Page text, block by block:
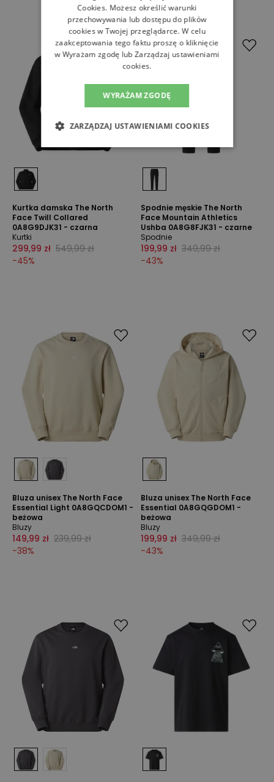
Kurtka damska The North
Face Twill Collared
0A8G9DJK31 - czarna
Kurtki
299,99 zł 549,99 zł
-45%
Spodnie męskie The North
Face Mountain Athletics
Ushba 0A8G8FJK31 - czarne
Spodnie
199,99 zł 349,99 zł
-43%
Bluza unisex The North Face
Essential Light 0A8GQCDOM1 -
beżowa
Bluzy
149,99 zł 239,99 zł
-38%
Bluza unisex The North Face
Essential 0A8GQGDOM1 -
beżowa
Bluzy
199,99 zł 349,99 zł
-43%
Cookies. Możesz określić warunki
przechowywania lub dostępu do plików
cookies w Twojej przeglądarce. W celu
zaakceptowania tego faktu proszę o kliknięcie
w Wyrażam zgodę lub Zarządzaj ustawieniami
cookies.
WYRAŻAM ZGODĘ
ZARZĄDZAJ USTAWIENIAMI COOKIES